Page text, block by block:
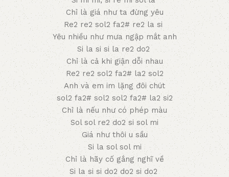
Chỉ là giá như ta đừng yêu
Re2 re2 sol2 fa2# re2 la si
Yêu nhiều như mưa ngập mắt anh
Si la si si la re2 do2
Chỉ là cả khi giận dỗi nhau
Re2 re2 sol2 fa2# la2 sol2
Anh và em im lặng đôi chút
sol2 fa2# sol2 sol2 fa2# la2 si2
Chỉ là nếu như có phép màu
Sol sol re2 do2 si sol mi
Giá như thôi u sầu
Si la sol sol mi
Chỉ là hãy cố gắng nghĩ về
Si la si si do2 do2 si do2